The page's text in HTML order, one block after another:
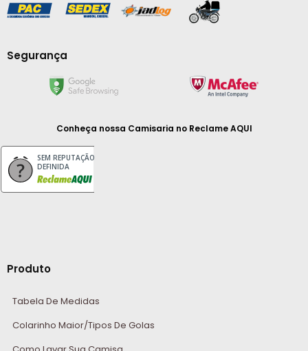
Segurança
Conheça nossa Camisaria no Reclame AQUI
SEM REPUTAÇÃO
DEFINIDA
Produto
Tabela De Medidas
Colarinho Maior/Tipos De Golas